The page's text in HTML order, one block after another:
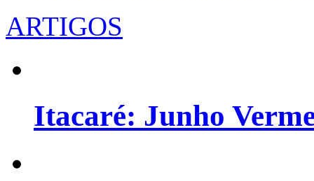
ARTIGOS
Itacaré: Junho